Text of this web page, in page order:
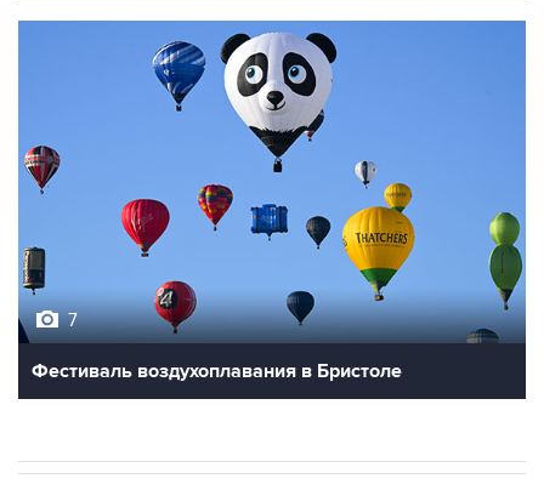
7
Фестиваль воздухоплавания в Бристоле